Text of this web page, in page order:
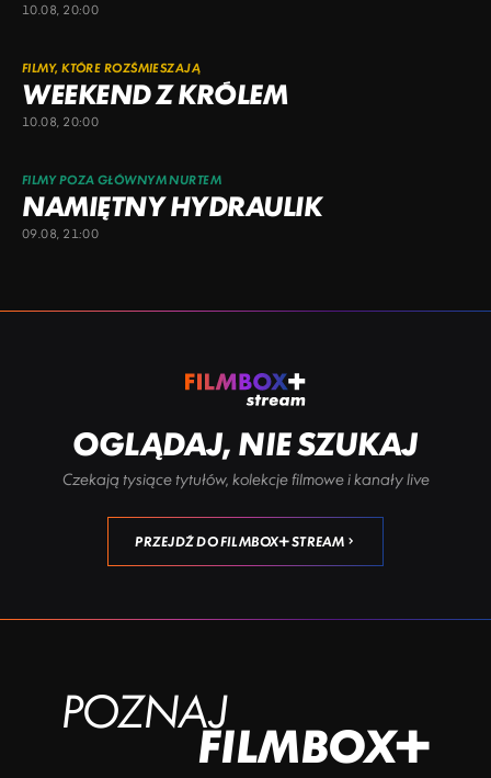
10.08, 20:00
FILMY, KTÓRE ROZŚMIESZAJĄ
WEEKEND Z KRÓLEM
10.08, 20:00
FILMY POZA GŁÓWNYM NURTEM
NAMIĘTNY HYDRAULIK
09.08, 21:00
OGLĄDAJ, NIE SZUKAJ
Czekają tysiące tytułów, kolekcje filmowe i kanały live
PRZEJDŹ DO FILMBOX+ STREAM
POZNAJ
FILMBOX+